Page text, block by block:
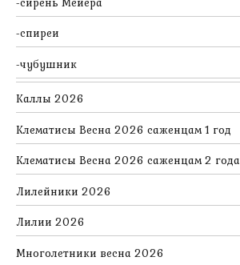
спиреи
чубушник
Каллы 2026
Клематисы Весна 2026 саженцам 1 год
Клематисы Весна 2026 саженцам 2 года
Лилейники 2026
Лилии 2026
Многолетники весна 2026